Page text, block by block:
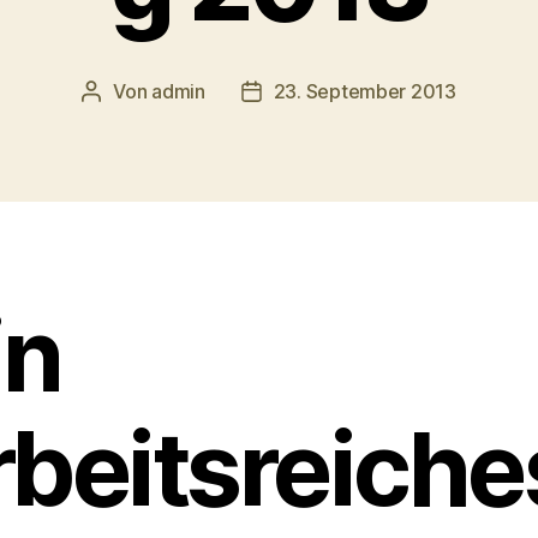
Beitragsautor
Von admin Veröffentlichungsdatum
23. September 2013